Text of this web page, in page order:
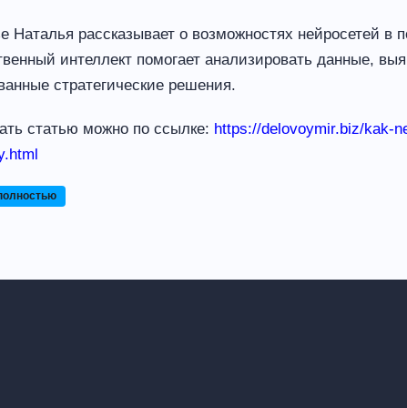
Наталья рассказывает о возможностях нейросетей в
интеллект помогает анализировать данные,
стратегические решения.
статью можно по ссылке: https://delovoymir.biz/kak-